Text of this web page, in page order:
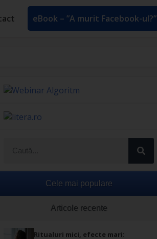
eBook – ”A murit Facebook-ul?”
Cele mai populare
Articole recente
Ritualuri mici, efecte mari: